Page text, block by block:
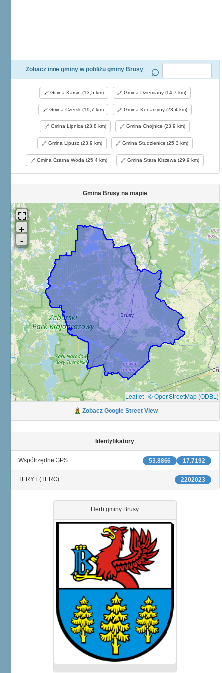
Zobacz inne gminy w pobliżu gminy Brusy
Gmina Karsin (13,5 km) Gmina Dziemiany (14,7 km)
Gmina Czersk (19,7 km) Gmina Konarzyny (23,4 km)
Gmina Lipnica (23,8 km) Gmina Chojnice (23,9 km)
Gmina Lipusz (23,9 km) Gmina Studzienice (25,3 km)
Gmina Czarna Woda (25,4 km) Gmina Stara Kiszewa (29,9 km)
Gmina Brusy na mapie
Leaflet | © OpenStreetMap (ODBL)
Zobacz Google Street View
Identyfikatory
17.7192
53.8866
Współrzędne GPS
TERYT (TERC) 2202023
Herb gminy Brusy